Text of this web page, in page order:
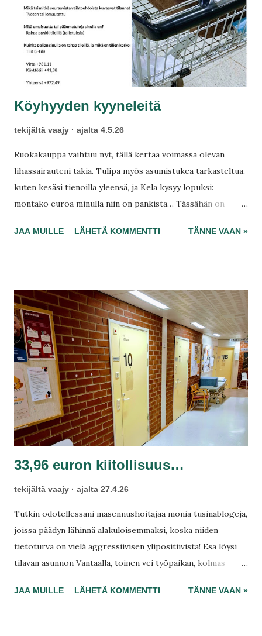
Köyhyyden kyyneleitä
tekijältä vaajy ajalta 4.5.26
Ruokakauppa vaihtuu nyt, tällä kertaa voimassa olevan
lihassairauteni takia. Tulipa myös asumistukea tarkasteltua,
kuten kesäsi tienoilla yleensä, ja Kela kysyy lopuksi:
montako euroa minulla niin on pankista… Tässähän on
? Käteisestäni eivät olleet siellä sentään kovin
ylimääräistä vaivaa ja kulutti aitoa aikaa?
JAA MUILLE LÄHETÄ KOMMENTTI TÄNNE VAAN »
33,96 euron kiitollisuus…
tekijältä vaajy ajalta 27.4.26
Tutkin odotellessani masennushoitajaa monia tusinablogeja,
joissa päädyn lähinnä alakuloisemmaksi, koska niiden
tietoturva on vielä aggressiivisen ylipositiivista! Esa löysi
tilavan asunnon Vantaalla, toinen vei työpaikan, kolmas
istun edelleen sote-asemalla? Rikkinäisenä, anhedonistisena
JAA MUILLE LÄHETÄ KOMMENTTI TÄNNE VAAN »